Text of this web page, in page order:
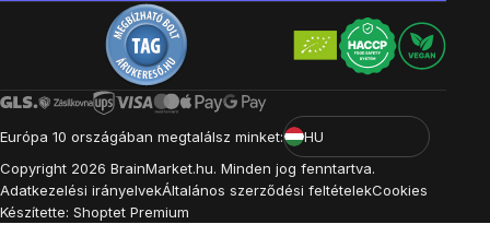
Európa 10 országában megtalálsz minket:
HU
Copyright 2026 BrainMarket.hu. Minden jog fenntartva.
Adatkezelési irányelvekÁltalános szerződési feltételekCookies
Készítette: Shoptet Premium